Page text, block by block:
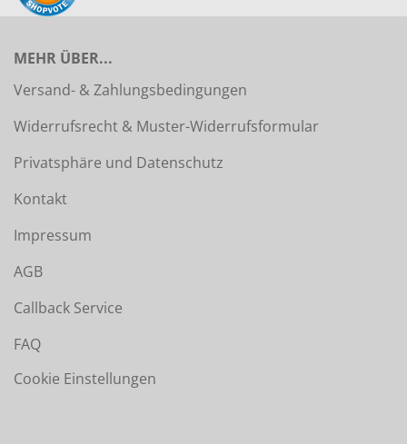
MEHR ÜBER...
Versand- & Zahlungsbedingungen
Widerrufsrecht & Muster-Widerrufsformular
Privatsphäre und Datenschutz
Kontakt
Impressum
AGB
Callback Service
FAQ
Cookie Einstellungen